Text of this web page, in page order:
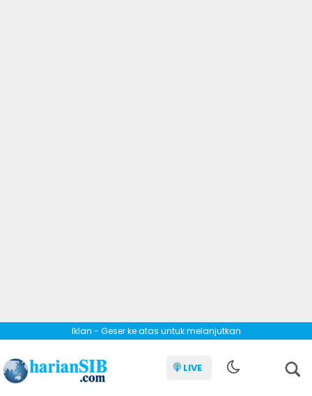
Iklan - Geser ke atas untuk melanjutkan
LIVE